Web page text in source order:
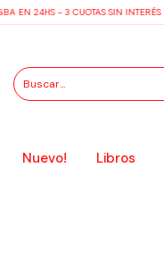
EN 24HS - 3 CUOTAS SIN INTERÉS
Nuevo! Libros